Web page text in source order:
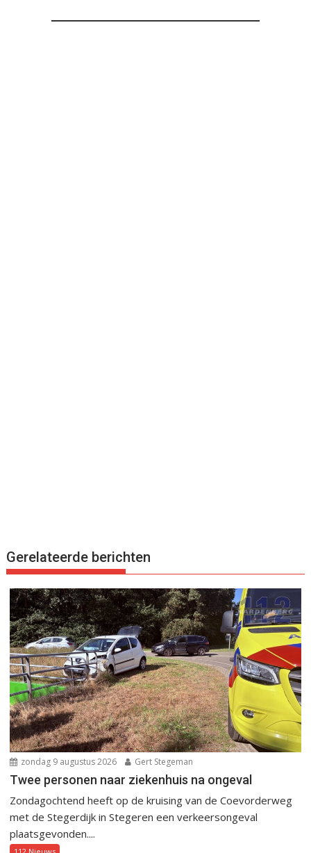
Gerelateerde berichten
zondag 9 augustus 2026 Gert Stegeman
Twee personen naar ziekenhuis na ongeval
Zondagochtend heeft op de kruising van de Coevorderweg
met de Stegerdijk in Stegeren een verkeersongeval
plaatsgevonden....